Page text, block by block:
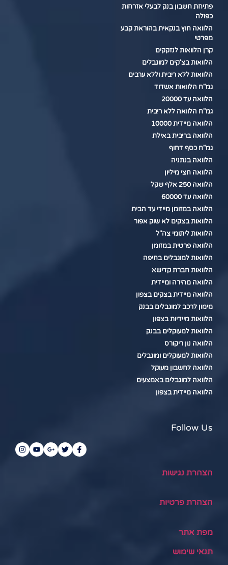
פתיחת חשבון בנק לבעלי אזרחות
כפולה
הלוואה חוץ בנקאית בהוראת קבע
מפרטי
קרן הלוואות לנזקקים
הלוואות בצ'קים למוגבלים
הלוואות ללא ריבית וללא ערבים
גמ"ח הלוואות אשדוד
הלוואה עד 20000
גמ"ח הלוואה ללא ריבית
הלוואה מיידית 10000
הלוואה בריבית באילת
גמ"ח כסף דחוף
הלוואה בנתניה
הלוואה חצי מיליון
הלוואה 250 אלף שקל
הלוואה עד 60000
הלוואה במזומן מיידי עד הבית
הלוואות בצקים לא שוק אפור
הלוואות ליתומי צה"ל
הלוואה פרטית במזומן
הלוואות למוגבלים בחיפה
הלוואות חברת קדישא
הלוואה מהירה ומיידית
הלוואה מיידית בצקים בצפון
מימון לרכב למוגבלים בבנק
הלוואות מיידיות בצפון
הלוואות למעוקלים בבנק
הלוואה נון ריקורס
הלוואות למעוקלים ומוגבלים
הלוואה לחשבון מעוקל
הלוואה למוגבלים באמצעים
הלוואה מיידית בצפון
Follow Us
הצהרת נגישות
הצהרת פרטיות
מפת אתר
תנאי שימוש